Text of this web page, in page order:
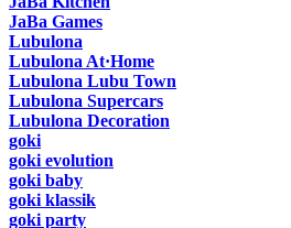
JaBa Games
Lubulona
Lubulona At·Home
Lubulona Lubu Town
Lubulona Supercars
Lubulona Decoration
goki
goki evolution
goki baby
goki klassik
goki party